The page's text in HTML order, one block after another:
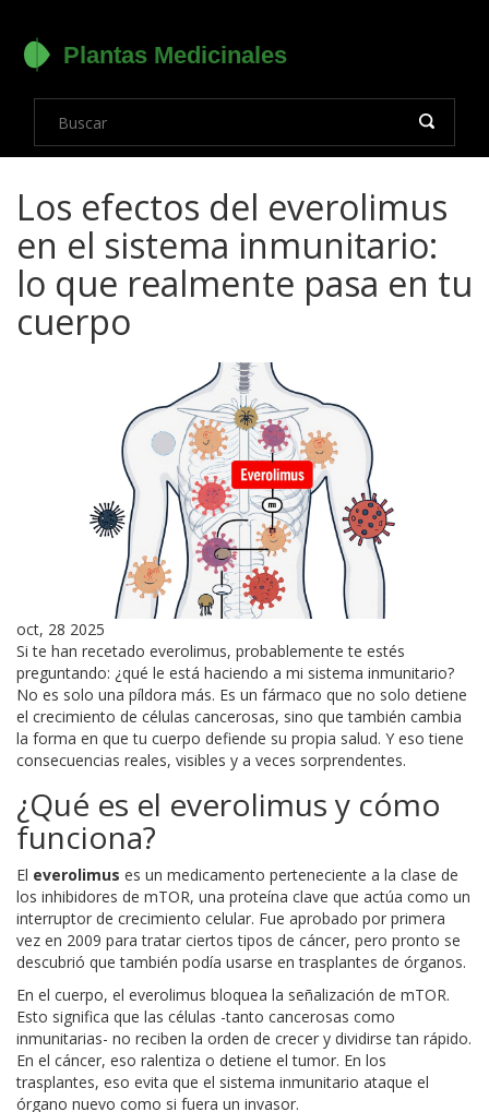
Los efectos del everolimus
en el sistema inmunitario:
lo que realmente pasa en tu
cuerpo
oct, 28 2025
Si te han recetado everolimus, probablemente te estés
preguntando: ¿qué le está haciendo a mi sistema inmunitario?
No es solo una píldora más. Es un fármaco que no solo detiene
el crecimiento de células cancerosas, sino que también cambia
la forma en que tu cuerpo defiende su propia salud. Y eso tiene
consecuencias reales, visibles y a veces sorprendentes.
¿Qué es el everolimus y cómo
funciona?
El everolimus es un medicamento perteneciente a la clase de
los inhibidores de mTOR, una proteína clave que actúa como un
interruptor de crecimiento celular. Fue aprobado por primera
vez en 2009 para tratar ciertos tipos de cáncer, pero pronto se
descubrió que también podía usarse en trasplantes de órganos.
En el cuerpo, el everolimus bloquea la señalización de mTOR.
Esto significa que las células -tanto cancerosas como
inmunitarias- no reciben la orden de crecer y dividirse tan rápido.
En el cáncer, eso ralentiza o detiene el tumor. En los
trasplantes, eso evita que el sistema inmunitario ataque el
órgano nuevo como si fuera un invasor.